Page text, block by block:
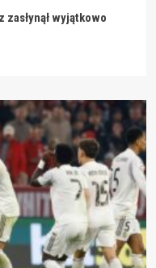
zasłynął wyjątkowo